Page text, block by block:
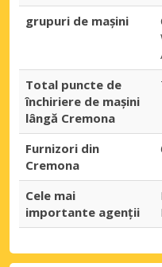
grupuri de mașini
Total puncte de
închiriere de mașini
lângă Cremona
Furnizori din
Cremona
Cele mai
importante agenții